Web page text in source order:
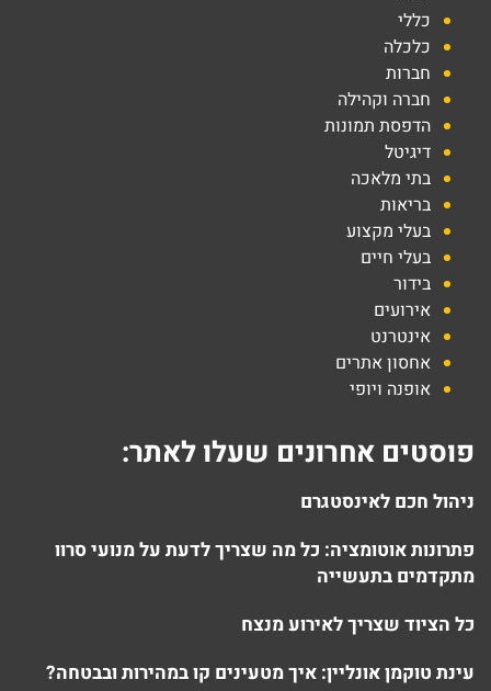
כללי
כלכלה
חברות
חברה וקהילה
הדפסת תמונות
דיגיטל
בתי מלאכה
בריאות
בעלי מקצוע
בעלי חיים
בידור
אירועים
אינטרנט
אחסון אתרים
אופנה ויופי
פוסטים אחרונים שעלו לאתר:
ניהול חכם לאינסטגרם
פתרונות אוטומציה: כל מה שצריך לדעת על מנועי סרוו
מתקדמים בתעשייה
כל הציוד שצריך לאירוע מנצח
עינת טוקמן אונליין: איך מטעינים קו במהירות ובבטחה?